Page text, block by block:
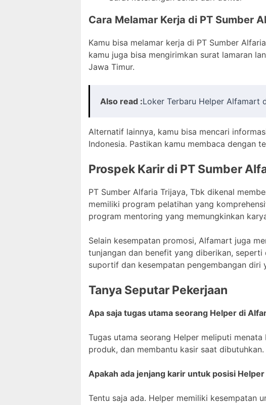
Cara Melamar Kerja di PT Sumber
Kamu bisa melamar kerja di PT Sumber
kamu juga bisa mengirimkan surat lamaran
Jawa Timur.
Also read :Loker Terbaru Helper Alfamart
Alternatif lainnya, kamu bisa mencari
Indonesia. Pastikan kamu membaca dengan
Prospek Karir di PT Sumber
PT Sumber Alfaria Trijaya, Tbk dikenal
memiliki program pelatihan yang
program mentoring yang memungkinkan
Selain kesempatan promosi, Alfamart juga
tunjangan dan benefit yang diberikan,
suportif dan kesempatan pengembangan
Tanya Seputar Pekerjaan
Apa saja tugas utama seorang Helper di
Tugas utama seorang Helper meliputi
produk, dan membantu kasir saat dibutuhkan.
Apakah ada jenjang karir untuk posisi
Tentu saja ada. Helper memiliki kesempatan